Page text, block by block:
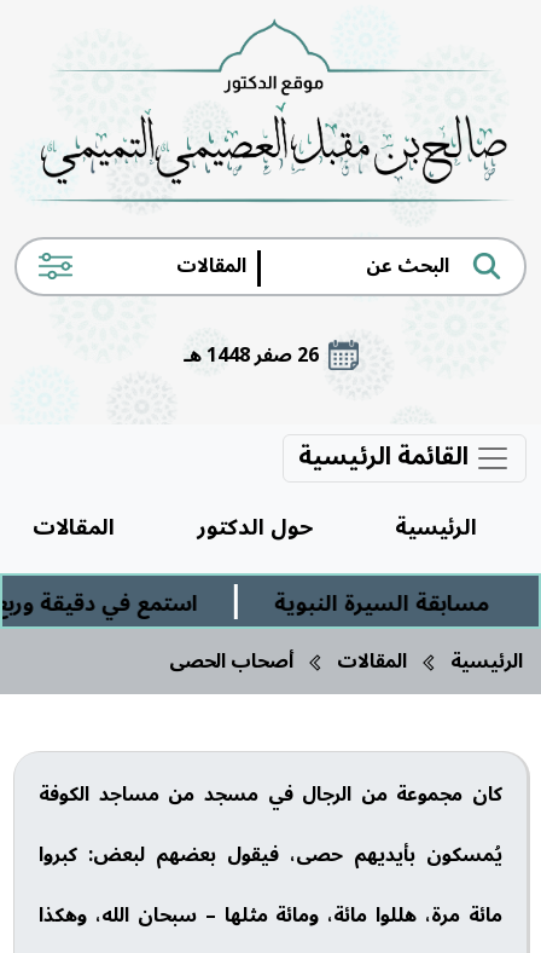
|
26 صفر 1448 هـ
القائمة الرئيسية
الرئيسية حول الدكتور
المقالات
مسابقة السيرة النبوية
| استمع في دقيقة
الرئيسية المقالات أصحاب الحصى
كان مجموعة من الرجال في مسجد من مساجد الكوفة
يُمسكون بأيديهم حصى، فيقول بعضهم لبعض: كبروا
مائة مرة، هللوا مائة، ومائة مثلها – سبحان الله، وهكذا